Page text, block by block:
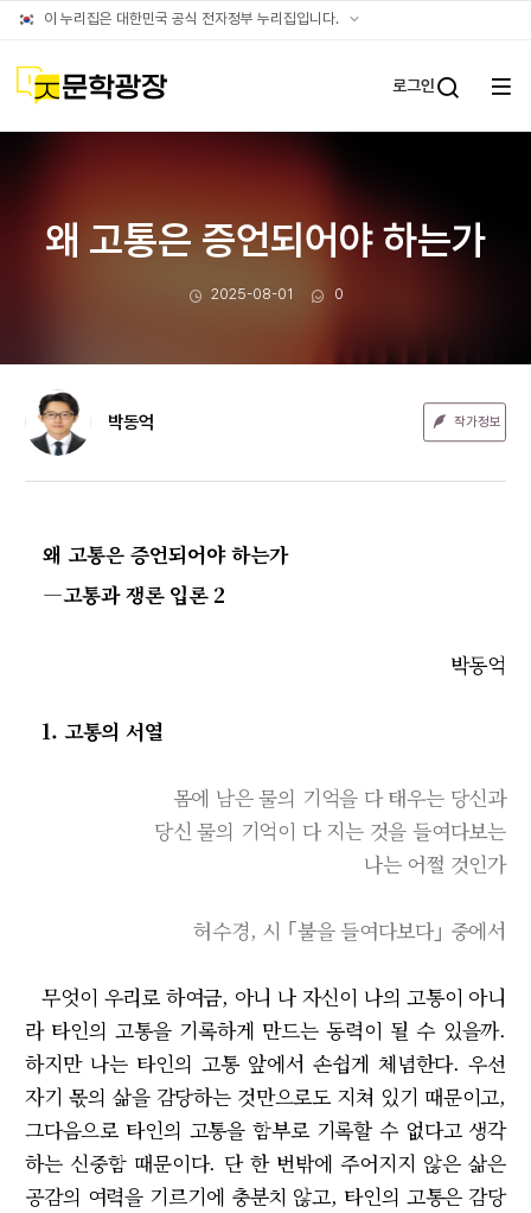
이 누리집은 대한민국 공식 전자정부 누리집입니다. 공식
문학광장 로그인
전체
왜 고통은 증언되어야 하는가
작성일
2025-08-01 댓글수
0
박동억
왜 고통은 증언되어야 하는가
―고통과 쟁론 입론 2
박동억
1. 고통의 서열
몸에 남은 물의 기억을 다 태우는 당신과
당신 물의 기억이 다 지는 것을 들여다보는
나는 어쩔 것인가
허수경, 시 ｢불을 들여다보다｣ 중에서
무엇이 우리로 하여금, 아니 나 자신이 나의 고통이 아니
라 타인의 고통을 기록하게 만드는 동력이 될 수 있을까.
하지만 나는 타인의 고통 앞에서 손쉽게 체념한다. 우선
자기 몫의 삶을 감당하는 것만으로도 지쳐 있기 때문이고,
그다음으로 타인의 고통을 함부로 기록할 수 없다고 생각
하는 신중함 때문이다. 단 한 번밖에 주어지지 않은 삶은
공감의 여력을 기르기에 충분치 않고, 타인의 고통은 감당